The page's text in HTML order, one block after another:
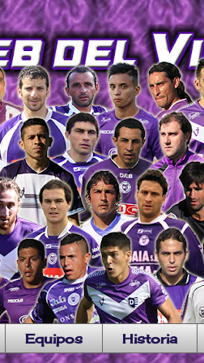
Equipos Historia